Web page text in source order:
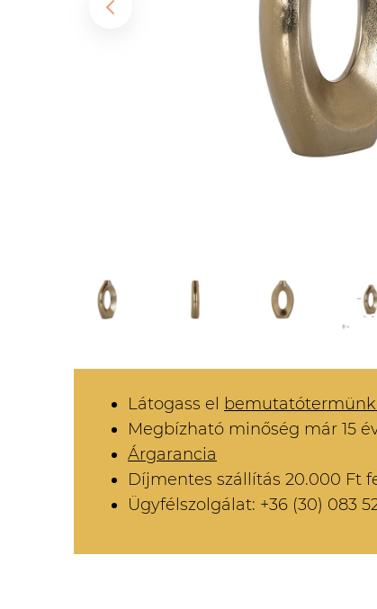
Látogass el
Megbízható minőség már 15
Árgarancia
Díjmentes szállítás 20.000 Ft
Ügyfélszolgálat: +36 (30) 083